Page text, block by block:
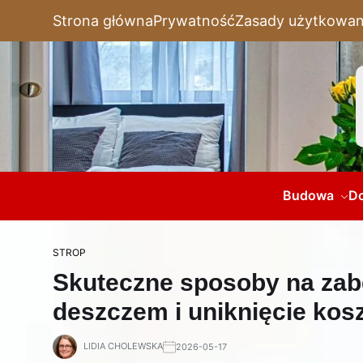
Strona głównaPrywatnośćZasady
Budowa
STROP
Skuteczne sposoby na
deszczem i uniknięcie
LIDIA CHOLEWSKA 2026-05-17